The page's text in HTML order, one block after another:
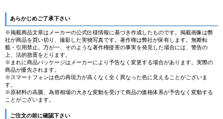
あらかじめご了承下さい
※掲載商品文章はメーカーの公式仕様情報に基づき作成したものです。掲載画像は弊
社が商品を買い切り、撮影した実物写真です。著作権は弊社が保有します。無断転
載・引用禁止。万が一、そのような著作権侵害の事実を発見した場合には、警告の
上、法的措置をとります。
※まれに商品パッケージはメーカーにより予告なく変更する場合があります。実際の
商品が優先されます。
※スマートフォンは色の再現力が高くなく全く異なった色に見えることがございま
す。
※原材料の高騰、為替相場の大きな変動を受けて商品の価格体系が予告なく変動する
ことがございます。
ご注文の前に確認下さい